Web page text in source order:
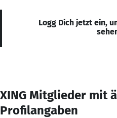
Logg Dich jetzt ein,
XING Mitglieder mit
Profilangaben